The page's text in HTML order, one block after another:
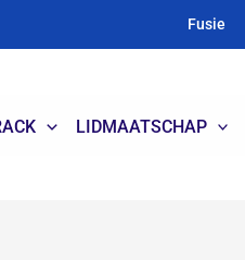
Fusie
LIDMAATSCHAP